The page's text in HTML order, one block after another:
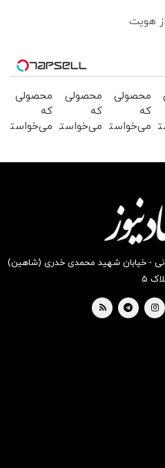
محصولی
که
می‌خواستی
بخر !
محصولی
که
می‌خواستی
محصولی
که
می‌خواستی
- خیابان شهید محمدی خدری (شاهین)
۵